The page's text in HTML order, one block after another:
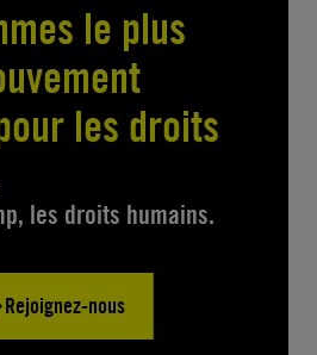
le plus
les droits
les droits humains.
Rejoignez-nous